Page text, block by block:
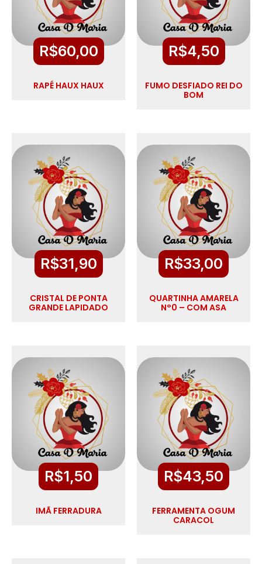
R$60,00
RAPÉ HAUX HAUX
R$4,50
FUMO DESFIADO REI DO
BOM
R$31,90
CRISTAL DE PONTA
GRANDE LAPIDADO
R$33,00
QUARTINHA AMARELA
N°0 – COM ASA
R$1,50
IMÃ FERRADURA
R$43,50
FERRAMENTA OGUM
CARACOL